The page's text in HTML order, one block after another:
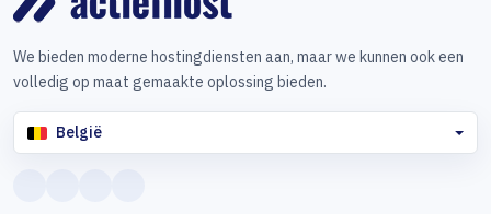
We bieden moderne hostingdiensten aan, maar we kunnen ook een
volledig op maat gemaakte oplossing bieden.
België